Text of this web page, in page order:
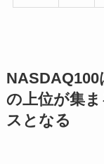
の上位が集
スとなる